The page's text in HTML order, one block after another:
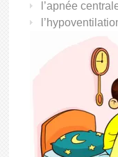
l’apnée